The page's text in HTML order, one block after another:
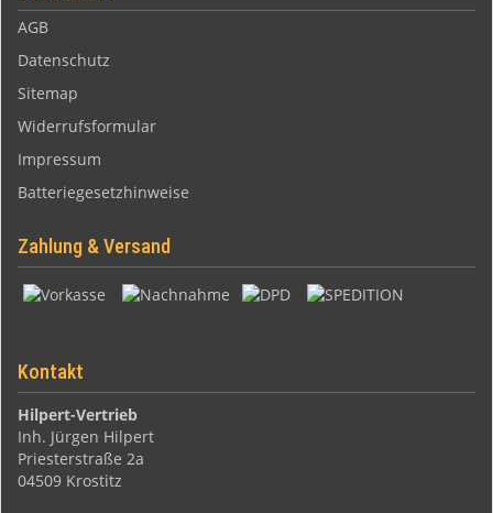
AGB
Datenschutz
Sitemap
Widerrufsformular
Impressum
Batteriegesetzhinweise
Zahlung & Versand
Kontakt
Hilpert-Vertrieb
Inh. Jürgen Hilpert
Priesterstraße 2a
04509 Krostitz